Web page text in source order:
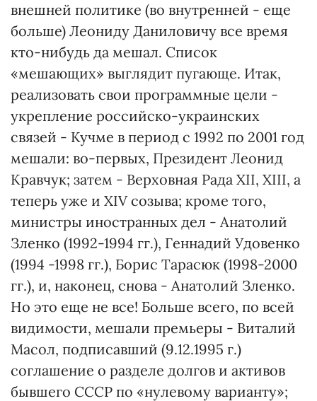
внешней политике (во внутренней - еще
больше) Леониду Даниловичу все время
кто-нибудь да мешал. Список
«мешающих» выглядит пугающе. Итак,
реализовать свои программные цели -
укрепление российско-украинских
связей - Кучме в период с 1992 по 2001 год
мешали: во-первых, Президент Леонид
Кравчук; затем - Верховная Рада XII, XIII, а
теперь уже и XIV созыва; кроме того,
министры иностранных дел - Анатолий
Зленко (1992-1994 гг.), Геннадий Удовенко
(1994 -1998 гг.), Борис Тарасюк (1998-2000
гг.), и, наконец, снова - Анатолий Зленко.
Но это еще не все! Больше всего, по всей
видимости, мешали премьеры - Виталий
Масол, подписавший (9.12.1995 г.)
соглашение о разделе долгов и активов
бывшего СССР по «нулевому варианту»;